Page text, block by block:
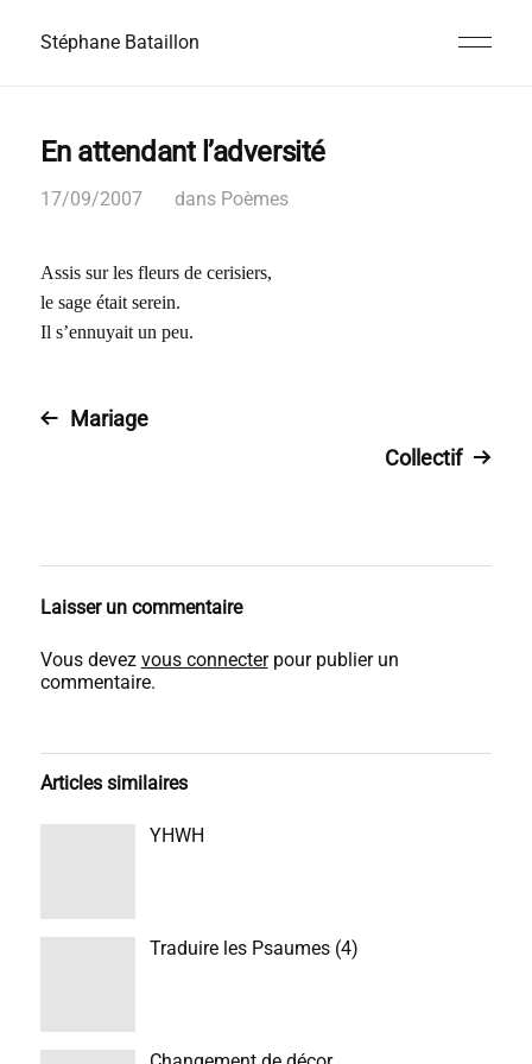
Stéphane Bataillon
En attendant l’adversité
17/09/2007 dans Poèmes
Assis sur les fleurs de cerisiers,
le sage était serein.
Il s’ennuyait un peu.
Mariage
Collectif
Laisser un commentaire
Vous devez vous connecterpour publier un
commentaire.
Articles similaires
YHWH
Traduire les Psaumes (4)